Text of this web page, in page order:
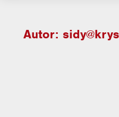
Autor: